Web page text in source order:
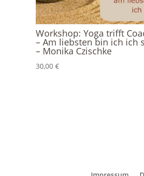
Workshop: Yoga trifft
– Am liebsten bin ich ich
– Monika Czischke
30,00 €